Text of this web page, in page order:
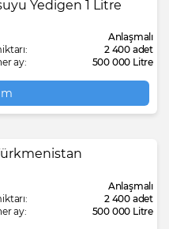
Yedigen 1 Litre
Anlaşmalı
2 400 adet
ay:
500 000 Litre
Anlaşmalı
2 400 adet
ay:
500 000 Litre